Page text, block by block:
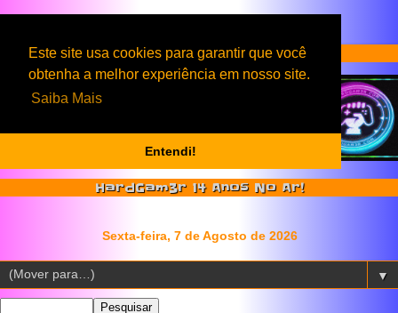
Este site usa cookies para garantir que você
obtenha a melhor experiência em nosso site.
Saiba Mais
Entendi!
Serviços & Produtos HardGam3r
HardGam3r 14 Anos No Ar!
▼